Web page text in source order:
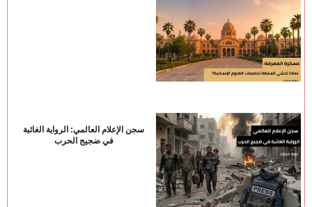
سجن الإعلام العالمي: الرواية الغائبة
في ضجيج الحرب